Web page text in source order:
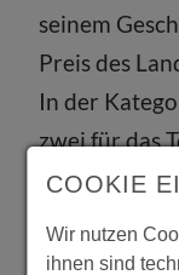
seinem
Preis des
In der
zwei für das
Dieser
Stadtglanz
COOKIE
Wir nutzen
ihnen sind